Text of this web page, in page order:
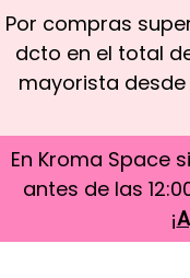
Por compras
dcto en el total
mayorista desde
En Kroma Space
antes de las
¡